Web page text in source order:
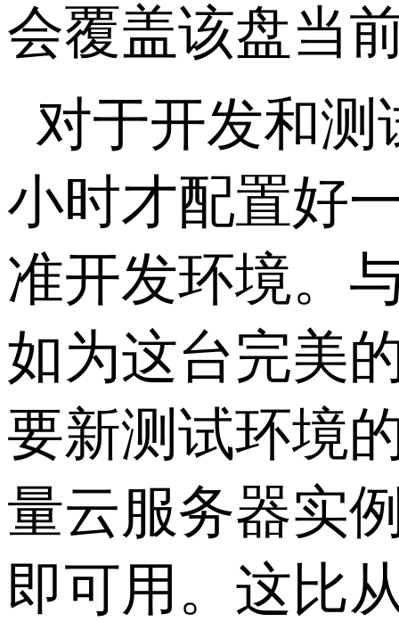
会覆盖该盘当
对于开发和
小时才配置好
准开发环境。
如为这台完美
要新测试环境
量云服务器实
即可用。这比